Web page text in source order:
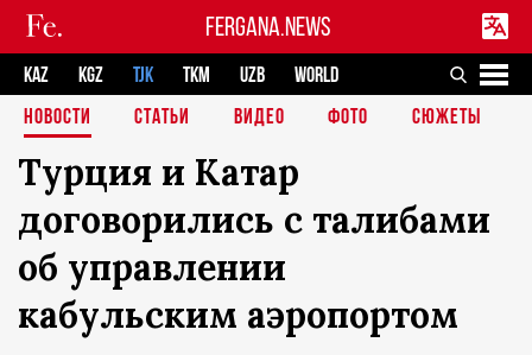
FERGANA.NEWS
KAZ KGZ TJK TKM UZB
WORLD
НОВОСТИ
СТАТЬИ ВИДЕО ФОТО СЮЖЕТЫ
Турция и Катар
договорились с талибами
об управлении
кабульским аэропортом